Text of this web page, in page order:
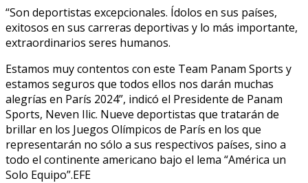
“Son deportistas excepcionales. Ídolos en sus países,
exitosos en sus carreras deportivas y lo más importante,
extraordinarios seres humanos.
Estamos muy contentos con este Team Panam Sports y
estamos seguros que todos ellos nos darán muchas
alegrías en París 2024”, indicó el Presidente de Panam
Sports, Neven Ilic. Nueve deportistas que tratarán de
brillar en los Juegos Olímpicos de París en los que
representarán no sólo a sus respectivos países, sino a
todo el continente americano bajo el lema “América un
Solo Equipo”.EFE